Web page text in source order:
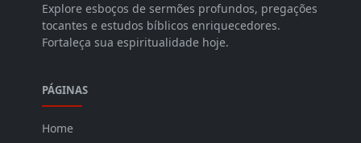
Explore esboços de sermões profundos, pregações
tocantes e estudos bíblicos enriquecedores.
Fortaleça sua espiritualidade hoje.
PÁGINAS
Home